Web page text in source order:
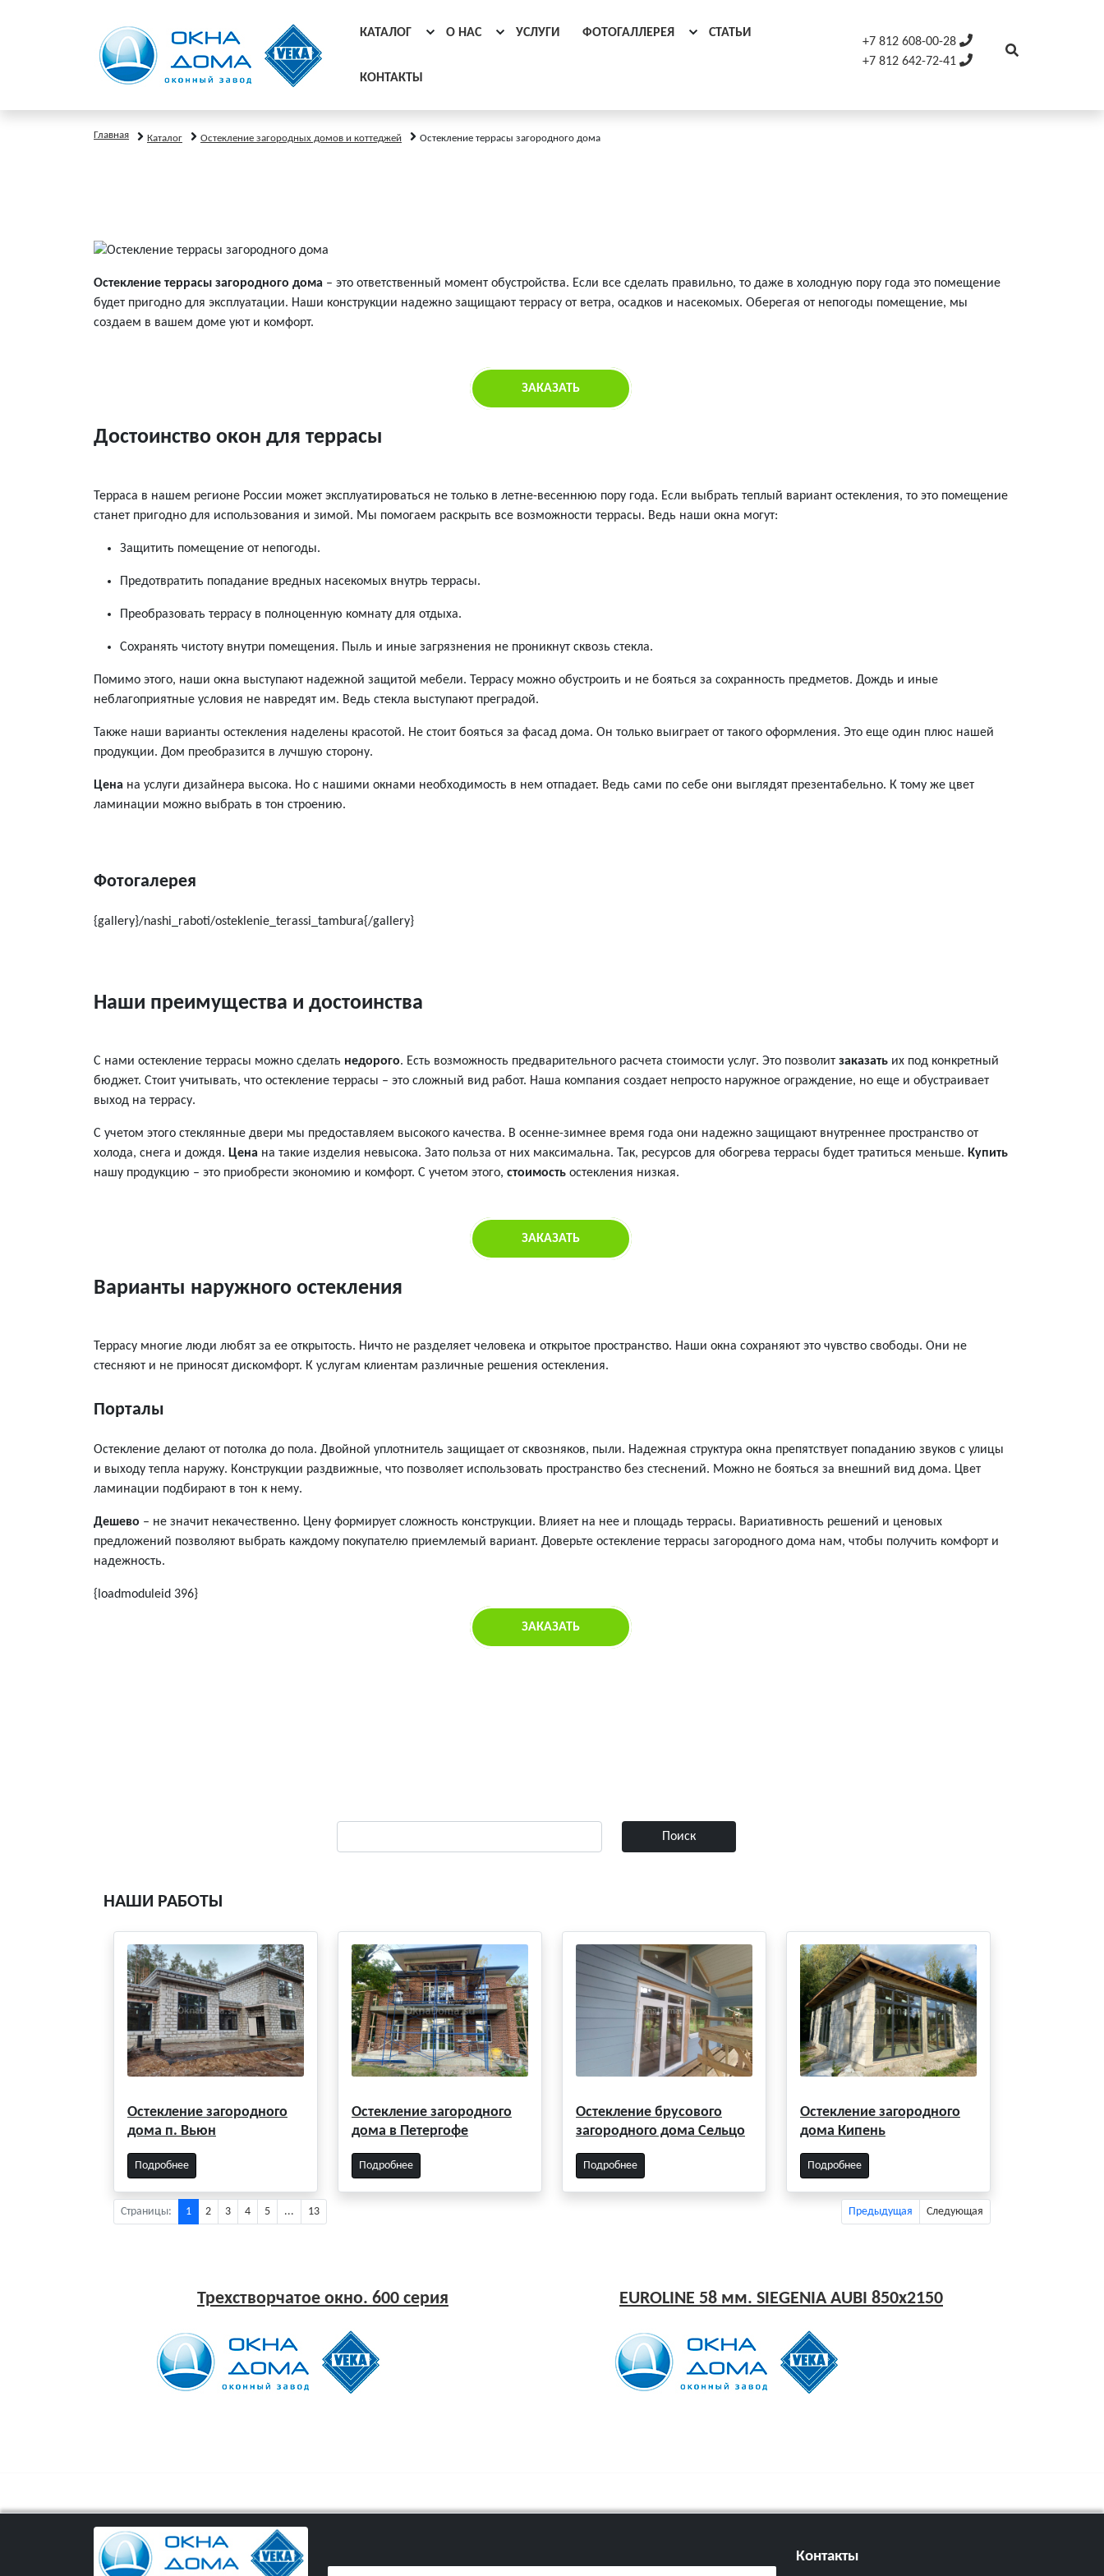
КАТАЛОГ О НАС УСЛУГИ ФОТОГАЛЛЕРЕЯ СТАТЬИ
КОНТАКТЫ
+7 812 608-00-28
+7 812 642-72-41
Главная Каталог Остекление загородных домов и коттеджей Остекление террасы загородного дома
Остекление террасы загородного дома – это ответственный момент обустройства. Если все сделать правильно, то даже в холодную пору года это помещение
будет пригодно для эксплуатации. Наши конструкции надежно защищают террасу от ветра, осадков и насекомых. Оберегая от непогоды помещение, мы
создаем в вашем доме уют и комфорт.
ЗАКАЗАТЬ
Достоинство окон для террасы
Терраса в нашем регионе России может эксплуатироваться не только в летне-весеннюю пору года. Если выбрать теплый вариант остекления, то это помещение
станет пригодно для использования и зимой. Мы помогаем раскрыть все возможности террасы. Ведь наши окна могут:
Защитить помещение от непогоды.
Предотвратить попадание вредных насекомых внутрь террасы.
Преобразовать террасу в полноценную комнату для отдыха.
Сохранять чистоту внутри помещения. Пыль и иные загрязнения не проникнут сквозь стекла.
Помимо этого, наши окна выступают надежной защитой мебели. Террасу можно обустроить и не бояться за сохранность предметов. Дождь и иные
неблагоприятные условия не навредят им. Ведь стекла выступают преградой.
Также наши варианты остекления наделены красотой. Не стоит бояться за фасад дома. Он только выиграет от такого оформления. Это еще один плюс нашей
продукции. Дом преобразится в лучшую сторону.
Цена на услуги дизайнера высока. Но с нашими окнами необходимость в нем отпадает. Ведь сами по себе они выглядят презентабельно. К тому же цвет
ламинации можно выбрать в тон строению.
Фотогалерея
{gallery}/nashi_raboti/osteklenie_terassi_tambura{/gallery}
Наши преимущества и достоинства
С нами остекление террасы можно сделать недорого. Есть возможность предварительного расчета стоимости услуг. Это позволит заказать их под конкретный
бюджет. Стоит учитывать, что остекление террасы – это сложный вид работ. Наша компания создает непросто наружное ограждение, но еще и обустраивает
выход на террасу.
С учетом этого стеклянные двери мы предоставляем высокого качества. В осенне-зимнее время года они надежно защищают внутреннее пространство от
холода, снега и дождя. Цена на такие изделия невысока. Зато польза от них максимальна. Так, ресурсов для обогрева террасы будет тратиться меньше. Купить
нашу продукцию – это приобрести экономию и комфорт. С учетом этого, стоимость остекления низкая.
ЗАКАЗАТЬ
Варианты наружного остекления
Террасу многие люди любят за ее открытость. Ничто не разделяет человека и открытое пространство. Наши окна сохраняют это чувство свободы. Они не
стесняют и не приносят дискомфорт. К услугам клиентам различные решения остекления.
Порталы
Остекление делают от потолка до пола. Двойной уплотнитель защищает от сквозняков, пыли. Надежная структура окна препятствует попаданию звуков с улицы
и выходу тепла наружу. Конструкции раздвижные, что позволяет использовать пространство без стеснений. Можно не бояться за внешний вид дома. Цвет
ламинации подбирают в тон к нему.
Дешево – не значит некачественно. Цену формирует сложность конструкции. Влияет на нее и площадь террасы. Вариативность решений и ценовых
предложений позволяют выбрать каждому покупателю приемлемый вариант. Доверьте остекление террасы загородного дома нам, чтобы получить комфорт и
надежность.
{loadmoduleid 396}
ЗАКАЗАТЬ
НАШИ РАБОТЫ
Остекление загородного
дома п. Вьюн
Подробнее
Остекление загородного
дома в Петергофе
Подробнее
Остекление брусового
загородного дома Сельцо
Подробнее
Остекление загородного
дома Кипень
Подробнее
Страницы: 1 2 3 4 5 ... 13 Предыдущая Следующая
Трехстворчатое окно. 600 серия EUROLINE 58 мм. SIEGENIA AUBI 850x2150
Контакты